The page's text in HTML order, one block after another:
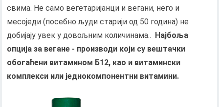
свима. Не само вегетаријанци и вегани, него и
месоједи (посебно људи старији од 50 година) не
добијају увек у довољним количинама..
Најбоља
опција за вегане - производи који су вештачки
обогаћени витамином Б12, као и витамински
комплекси или једнокомпонентни витамини.